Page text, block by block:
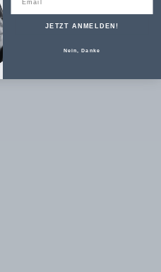
JETZT ANMELDEN!
Nein, Danke